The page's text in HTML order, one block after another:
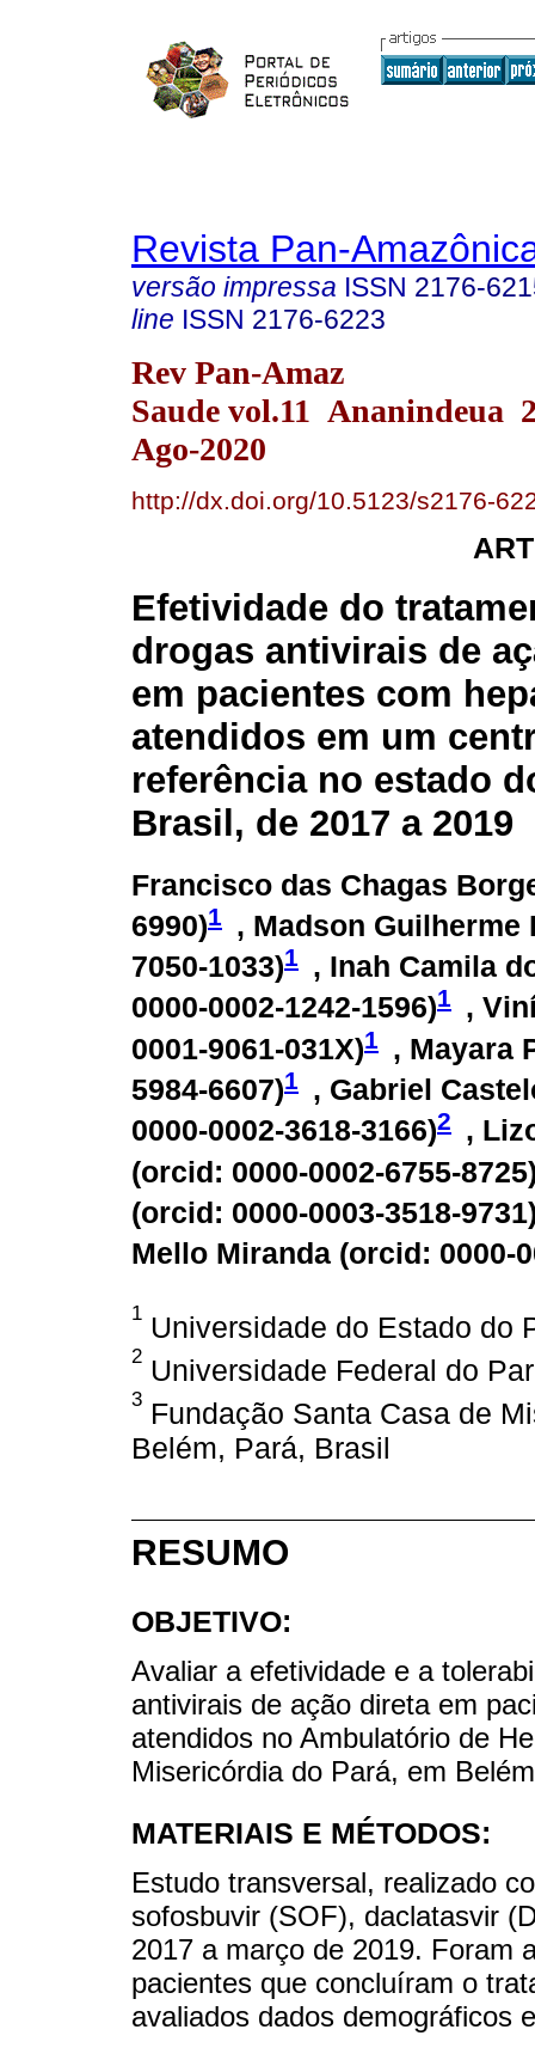
Revista Pan-
versão impressa ISSN 2176-
line ISSN 2176-6223
Rev Pan-Amaz
Saude vol.11 Ananindeua
Ago-2020
http://dx.doi.org/10.5123/s2176-
Efetividade do
drogas antivirais de
em pacientes com
atendidos em um
referência no estado
Brasil, de 2017 a 2019
Francisco das Chagas
6990)1 , Madson Guilherme
7050-1033)1 , Inah Camila
0000-0002-1242-1596)1 ,
0001-9061-031X)1 , Mayara
5984-6607)1 , Gabriel
0000-0002-3618-3166)2
,
(orcid: 0000-0002-6755-8725
(orcid: 0000-0003-3518-9731
Mello Miranda (orcid: 0000-
1 Universidade do Estado do
2 Universidade Federal do
3 Fundação Santa Casa de
Belém, Pará, Brasil
RESUMO
OBJETIVO:
Avaliar a efetividade e a
antivirais de ação direta em
atendidos no Ambulatório de
Misericórdia do Pará, em
MATERIAIS E MÉTODOS:
Estudo transversal, realizado
sofosbuvir (SOF), daclatasvir
2017 a março de 2019. Foram
pacientes que concluíram o
avaliados dados demográficos